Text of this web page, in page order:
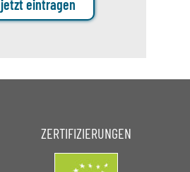
jetzt eintragen
ZERTIFIZIERUNGEN